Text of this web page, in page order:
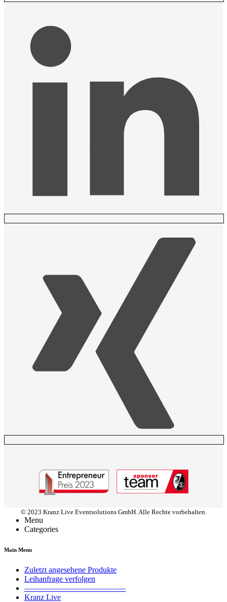
© 2023 Kranz Live Eventsolutions GmbH. Alle Rechte vorbehalten.
Menu
Categories
Main Menu
Zuletzt angesehene Produkte
Leihanfrage verfolgen
————————————–
Kranz Live